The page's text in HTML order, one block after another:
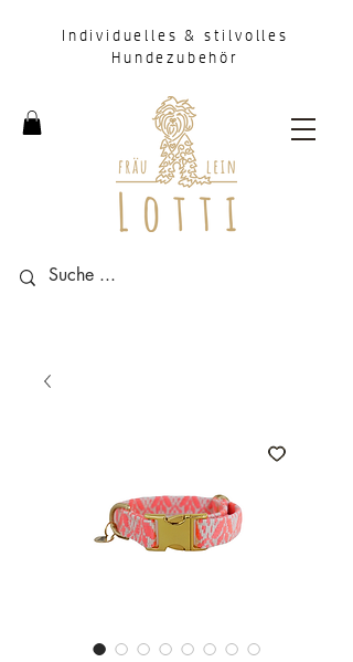
Individuelles & stilvolles
Hundezubehör